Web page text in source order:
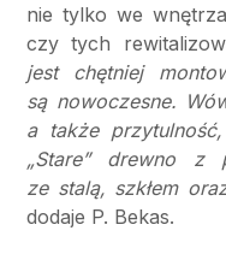
nie tylko we
czy tych
jest chętniej
są nowoczesne.
a także
„Stare” drewno z
ze stalą, szkłem
dodaje P. Bekas.